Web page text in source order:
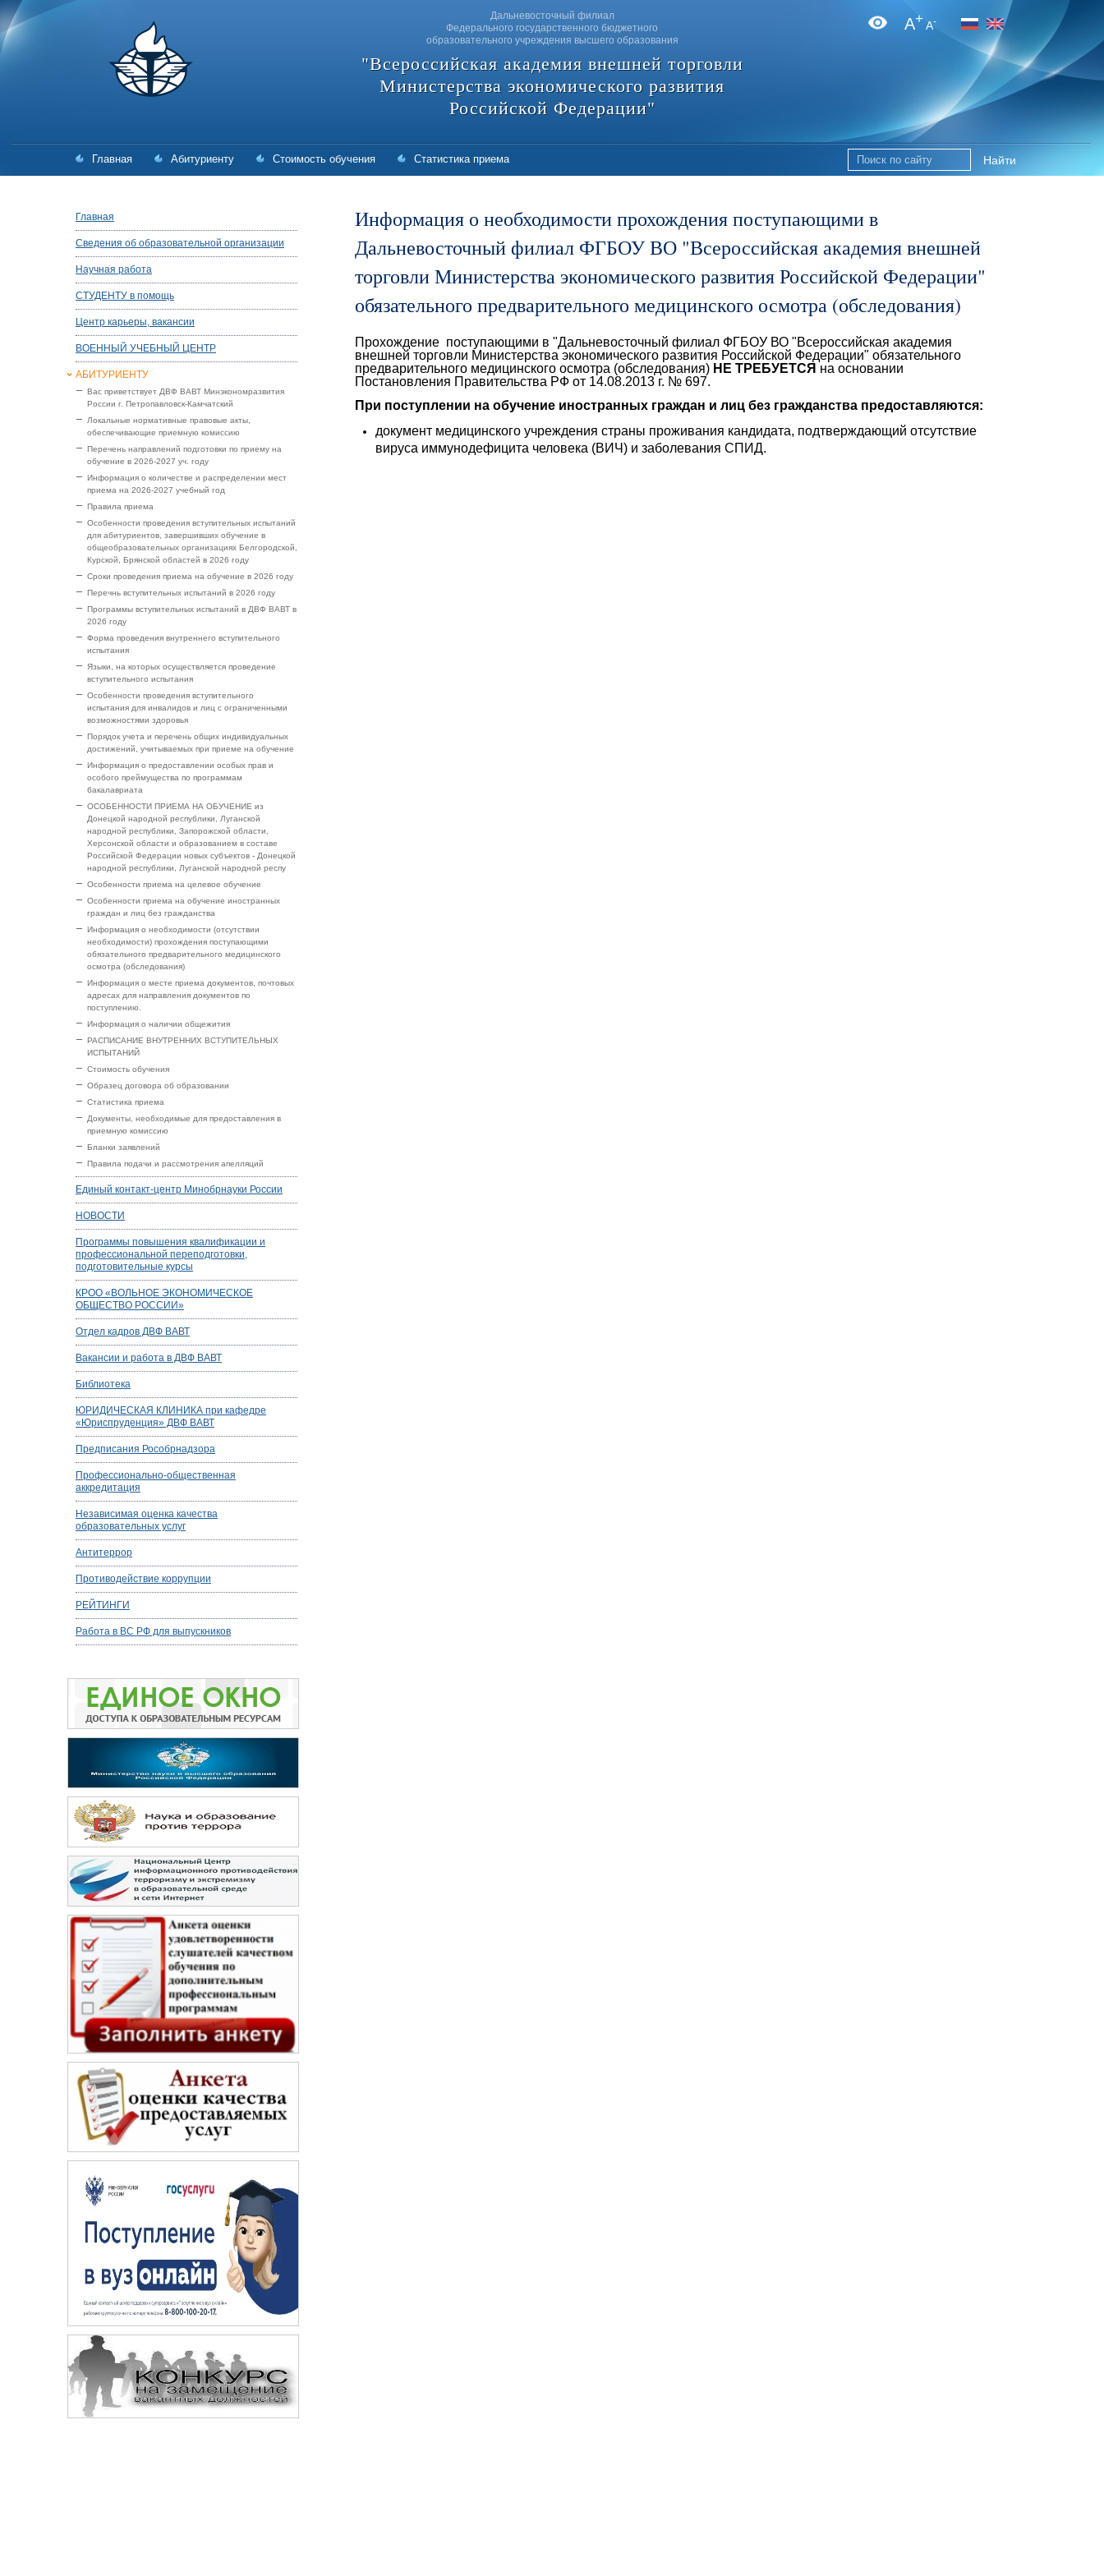
Дальневосточный филиал
Федерального государственного бюджетного
образовательного учреждения высшего образования
"Всероссийская академия внешней торговли
Министерства экономического развития
Российской Федерации"
Главная Абитуриенту Стоимость обучения Статистика приема Найти
A+A-
Главная
Сведения об образовательной организации
Научная работа
СТУДЕНТУ в помощь
Центр карьеры, вакансии
ВОЕННЫЙ УЧЕБНЫЙ ЦЕНТР
АБИТУРИЕНТУ
Вас приветствует ДВФ ВАВТ Минэкономразвития
России г. Петропавловск-Камчатский
Локальные нормативные правовые акты,
обеспечивающие приемную комиссию
Перечень направлений подготовки по приему на
обучение в 2026-2027 уч. году
Информация о количестве и распределении мест
приема на 2026-2027 учебный год
Правила приема
Особенности проведения вступительных испытаний
для абитуриентов, завершивших обучение в
общеобразовательных организациях Белгородской,
Курской, Брянской областей в 2026 году
Сроки проведения приема на обучение в 2026 году
Перечнь вступительных испытаний в 2026 году
Программы вступительных испытаний в ДВФ ВАВТ в
2026 году
Форма проведения внутреннего вступительного
испытания
Языки, на которых осуществляется проведение
вступительного испытания
Особенности проведения вступительного
испытания для инвалидов и лиц с ограниченными
возможностями здоровья
Порядок учета и перечень общих индивидуальных
достижений, учитываемых при приеме на обучение
Информация о предоставлении особых прав и
особого преймущества по программам
бакалавриата
ОСОБЕННОСТИ ПРИЕМА НА ОБУЧЕНИЕ из
Донецкой народной республики, Луганской
народной республики, Запорожской области,
Херсонской области и образованием в составе
Российской Федерации новых субъектов - Донецкой
народной республики, Луганской народной респу
Особенности приема на целевое обучение
Особенности приема на обучение иностранных
граждан и лиц без гражданства
Информация о необходимости (отсутствии
необходимости) прохождения поступающими
обязательного предварительного медицинского
осмотра (обследования)
Информация о месте приема документов, почтовых
адресах для направления документов по
поступлению.
Информация о наличии общежития
РАСПИСАНИЕ ВНУТРЕННИХ ВСТУПИТЕЛЬНЫХ
ИСПЫТАНИЙ
Стоимость обучения
Образец договора об образовании
Статистика приема
Документы, необходимые для предоставления в
приемную комиссию
Бланки заявлений
Правила подачи и рассмотрения апелляций
Единый контакт-центр Минобрнауки России
НОВОСТИ
Программы повышения квалификации и
профессиональной переподготовки,
подготовительные курсы
КРОО «ВОЛЬНОЕ ЭКОНОМИЧЕСКОЕ
ОБЩЕСТВО РОССИИ»
Отдел кадров ДВФ ВАВТ
Вакансии и работа в ДВФ ВАВТ
Библиотека
ЮРИДИЧЕСКАЯ КЛИНИКА при кафедре
«Юриспруденция» ДВФ ВАВТ
Предписания Рособрнадзора
Профессионально-общественная
аккредитация
Независимая оценка качества
образовательных услуг
Антитеррор
Противодействие коррупции
РЕЙТИНГИ
Работа в ВС РФ для выпускников
Информация о необходимости прохождения поступающими в
Дальневосточный филиал ФГБОУ ВО "Всероссийская академия внешней
торговли Министерства экономического развития Российской Федерации"
обязательного предварительного медицинского осмотра (обследования)
Прохождение поступающими в "Дальневосточный филиал ФГБОУ ВО "Всероссийская академия
внешней торговли Министерства экономического развития Российской Федерации" обязательного
предварительного медицинского осмотра (обследования) НЕ ТРЕБУЕТСЯ на основании
Постановления Правительства РФ от 14.08.2013 г. № 697.
При поступлении на обучение иностранных граждан и лиц без гражданства предоставляются:
документ медицинского учреждения страны проживания кандидата, подтверждающий отсутствие
вируса иммунодефицита человека (ВИЧ) и заболевания СПИД.